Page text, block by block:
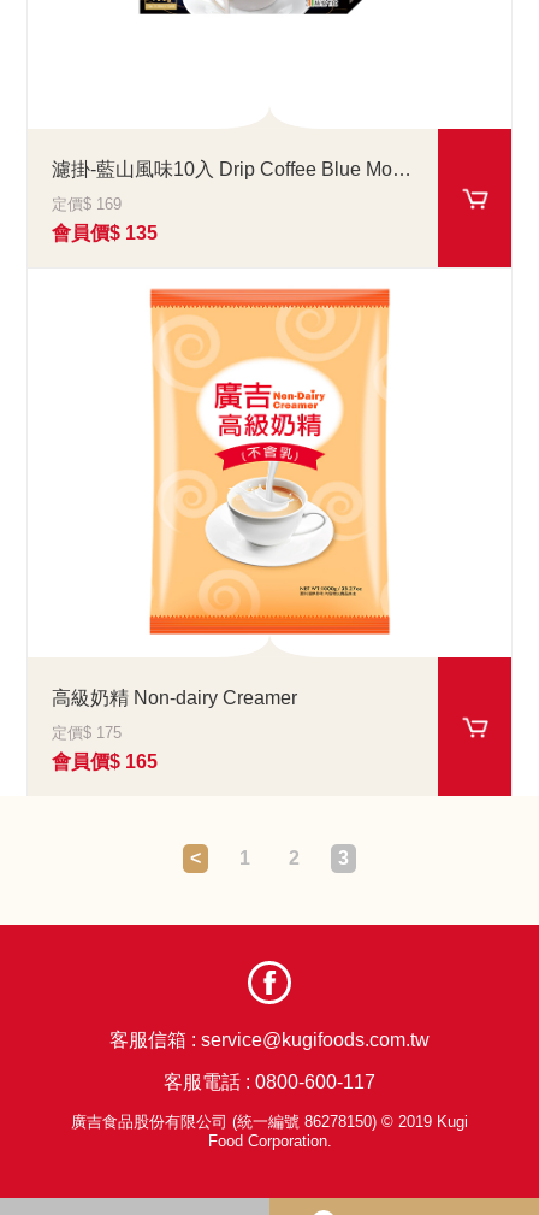
濾掛-藍山風味10入 Drip Coffee Blue Mountain
定價$ 169
會員價$ 135
高級奶精 Non-dairy Creamer
定價$ 175
會員價$ 165
< 1 2 3
客服信箱 : service@kugifoods.com.tw
客服電話 : 0800-600-117
廣吉食品股份有限公司 (統一編號 86278150) © 2019 Kugi
Food Corporation.